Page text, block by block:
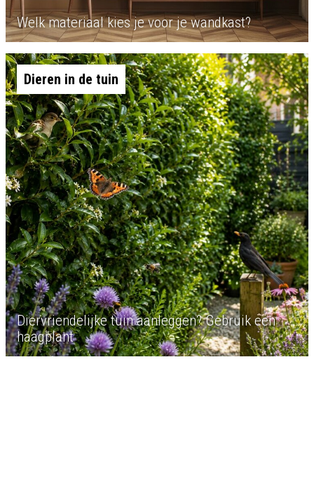
Welk materiaal kies je voor je wandkast?
Dieren in de tuin
Diervriendelijke tuin aanleggen? Gebruik een
haagplant